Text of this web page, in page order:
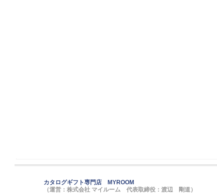
カタログギフト専門店 MYROOM
（運営：株式会社 マイルーム 代表取締役：渡辺 剛道）